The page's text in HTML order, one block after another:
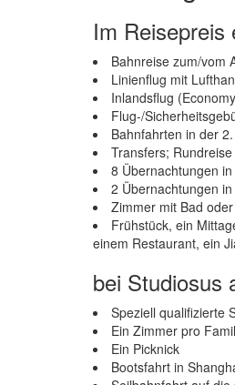
Im Reisepreis
Bahnreise zum/vom
Linienflug mit
Inlandsflug
Flug-/
Bahnfahrten in der
Transfers;
8 Übernachtungen
2 Übernachtungen
Zimmer mit Bad
Frühstück, ein
einem Restaurant, ein
bei Studiosus
Speziell qualifizierte
Ein Zimmer pro
Ein Picknick
Bootsfahrt in